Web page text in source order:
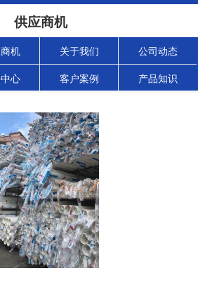
供应商机
机 关于我们 公司动态
心 客户案例 产品知识